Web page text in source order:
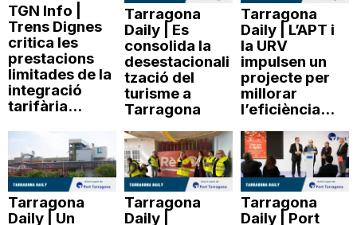
TGN Info |
Trens Dignes
critica les
prestacions
limitades de la
integració
tarifària...
Tarragona
Daily | Es
consolida la
desestacionali
tzació del
turisme a
Tarragona
Tarragona
Daily | L’APT i
la URV
impulsen un
projecte per
millorar
l’eficiència...
Tarragona
Daily | Un
Tarragona
Daily |
Tarragona
Daily | Port